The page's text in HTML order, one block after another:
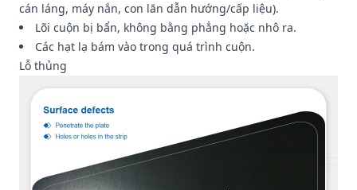
cán láng, máy nắn, con lăn dẫn hướng/cấp liệu).
Lõi cuộn bị bẩn, không bằng phẳng hoặc nhô ra.
Các hạt lạ bám vào trong quá trình cuộn.
Lỗ thủng